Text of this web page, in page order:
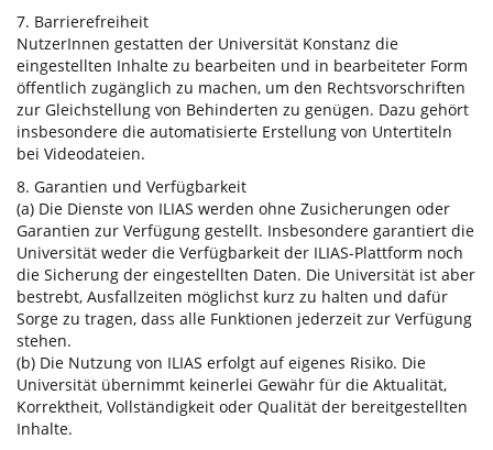
7. Barrierefreiheit
NutzerInnen gestatten der Universität Konstanz die
eingestellten Inhalte zu bearbeiten und in bearbeiteter Form
öffentlich zugänglich zu machen, um den Rechtsvorschriften
zur Gleichstellung von Behinderten zu genügen. Dazu gehört
insbesondere die automatisierte Erstellung von Untertiteln
bei Videodateien.
8. Garantien und Verfügbarkeit
(a) Die Dienste von ILIAS werden ohne Zusicherungen oder
Garantien zur Verfügung gestellt. Insbesondere garantiert die
Universität weder die Verfügbarkeit der ILIAS-Plattform noch
die Sicherung der eingestellten Daten. Die Universität ist aber
bestrebt, Ausfallzeiten möglichst kurz zu halten und dafür
Sorge zu tragen, dass alle Funktionen jederzeit zur Verfügung
stehen.
(b) Die Nutzung von ILIAS erfolgt auf eigenes Risiko. Die
Universität übernimmt keinerlei Gewähr für die Aktualität,
Korrektheit, Vollständigkeit oder Qualität der bereitgestellten
Inhalte.